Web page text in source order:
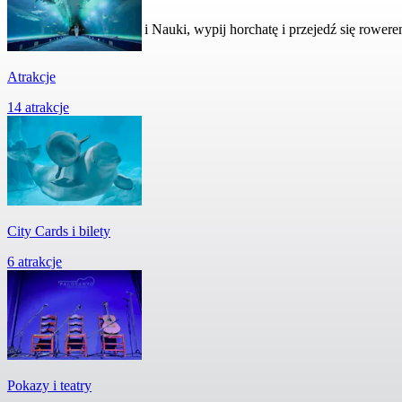
Odwiedź Miasto Sztuki i Nauki, wypij horchatę i przejedź się
Atrakcje
14 atrakcje
City Cards i bilety
6 atrakcje
Pokazy i teatry